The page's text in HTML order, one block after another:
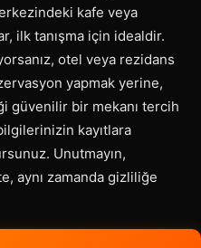
kafe veya
ilk tanışma için idealdir.
otel veya rezidans
yapmak yerine,
güvenilir bir mekanı tercih
kayıtlara
Unutmayın,
aynı zamanda gizliliğe